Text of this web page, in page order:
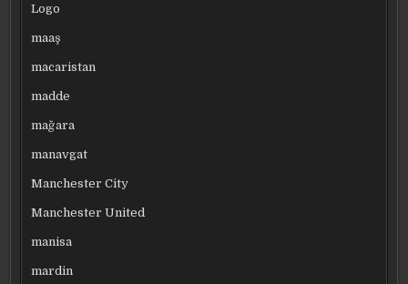
Logo
maaş
macaristan
madde
mağara
manavgat
Manchester City
Manchester United
manisa
mardin